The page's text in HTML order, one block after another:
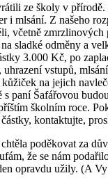
ze školy v
i mlsání. Z našeho
včetně zmrzlinových
sladké odměny a
3.000 Kč, po
vstupů,
na jejich
paní Šafářovou
školním roce.
kontaktujte,
poděkovat za
že se nám
opravdu užily. (A